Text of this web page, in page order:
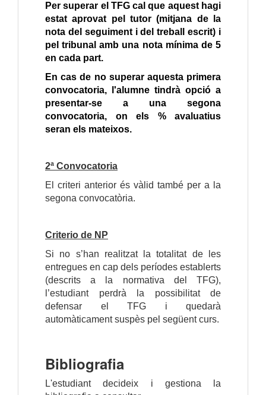
Per superar el TFG cal que aquest hagi
estat aprovat pel tutor (mitjana de la
nota del seguiment i del treball escrit) i
pel tribunal amb una nota mínima de 5
en cada part.
En cas de no superar aquesta primera
convocatoria, l'alumne tindrà opció a
presentar-se a una segona
convocatoria, on els % avaluatius
seran els mateixos.
2ª Convocatoria
El criteri anterior és vàlid també per a la
segona convocatòria.
Criterio de NP
Si no s’han realitzat la totalitat de les
entregues en cap dels períodes establerts
(descrits a la normativa del TFG),
l’estudiant perdrà la possibilitat de
defensar el TFG i quedarà
automàticament suspès pel següent curs.
Bibliografia
L'estudiant decideix i gestiona la